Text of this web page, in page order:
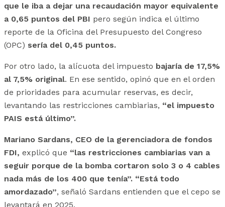
que le iba a dejar una recaudación mayor equivalente
a 0,65 puntos del PBI pero según indica el último
reporte de la Oficina del Presupuesto del Congreso
(OPC) sería del 0,45 puntos.
Por otro lado, la alícuota del impuesto bajaría de 17,5%
al 7,5% original. En ese sentido, opinó que en el orden
de prioridades para acumular reservas, es decir,
levantando las restricciones cambiarias, “el impuesto
PAIS está último”.
Mariano Sardans, CEO de la gerenciadora de fondos
FDI, explicó que “las restricciones cambiarias van a
seguir porque de la bomba cortaron solo 3 o 4 cables
nada más de los 400 que tenía”. “Está todo
amordazado”, señaló Sardans entienden que el cepo se
levantará en 2025.